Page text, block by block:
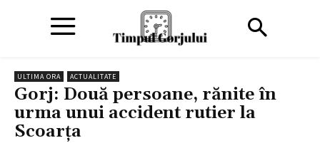
ULTIMA ORA ACTUALITATE
Gorj: Două persoane, rănite în
urma unui accident rutier la
Scoarța